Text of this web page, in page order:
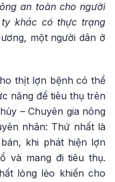
an toàn cho người
khác có thực trạng
một người dân ở
thịt lợn bệnh có thể
năng để tiêu thụ trên
– Chuyên gia nông
nhân: Thứ nhất là
khi phát hiện lợn
và mang đi tiêu thụ.
lỏng lẻo khiến cho